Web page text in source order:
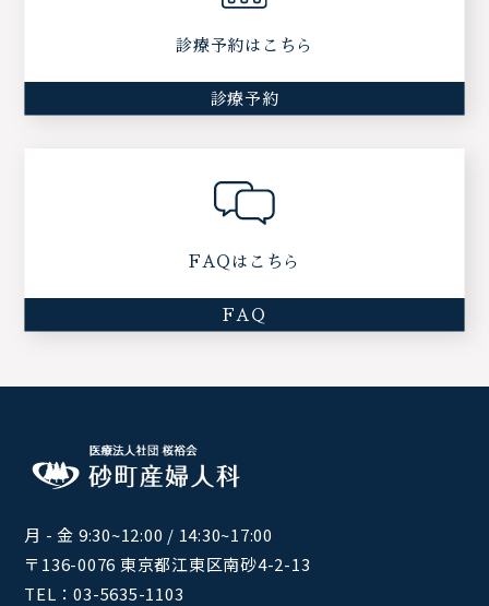
診療予約はこちら
診療予約
FAQはこちら
FAQ
月 - 金 9:30~12:00 / 14:30~17:00
〒136-0076 東京都江東区南砂4-2-13
TEL：03-5635-1103